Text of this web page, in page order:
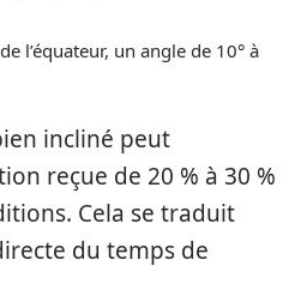
l’équateur, un angle de 10° à
incliné peut
reçue de 20 % à 30 %
Cela se traduit
du temps de